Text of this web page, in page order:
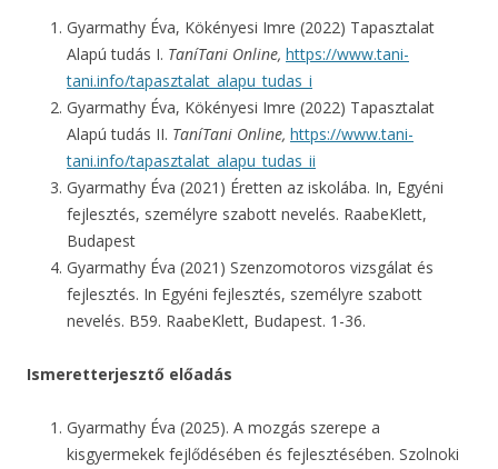
Gyarmathy Éva, Kökényesi Imre (2022) Tapasztalat
Alapú tudás I. TaníTani Online, https://www.tani-
tani.info/tapasztalat_alapu_tudas_i
Gyarmathy Éva, Kökényesi Imre (2022) Tapasztalat
Alapú tudás II. TaníTani Online, https://www.tani-
tani.info/tapasztalat_alapu_tudas_ii
Gyarmathy Éva (2021) Éretten az iskolába. In, Egyéni
fejlesztés, személyre szabott nevelés. RaabeKlett,
Budapest
Gyarmathy Éva (2021) Szenzomotoros vizsgálat és
fejlesztés. In Egyéni fejlesztés, személyre szabott
nevelés. B59. RaabeKlett, Budapest. 1-36.
Ismeretterjesztő előadás
Gyarmathy Éva (2025). A mozgás szerepe a
kisgyermekek fejlődésében és fejlesztésében. Szolnoki